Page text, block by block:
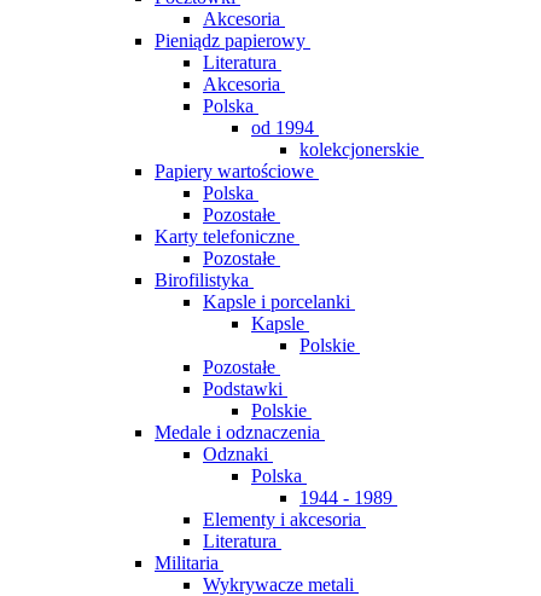
Akcesoria
Pieniądz papierowy
Literatura
Akcesoria
Polska
od 1994
kolekcjonerskie
Papiery wartościowe
Polska
Pozostałe
Karty telefoniczne
Pozostałe
Birofilistyka
Kapsle i porcelanki
Kapsle
Polskie
Pozostałe
Podstawki
Polskie
Medale i odznaczenia
Odznaki
Polska
1944 - 1989
Elementy i akcesoria
Literatura
Militaria
Wykrywacze metali